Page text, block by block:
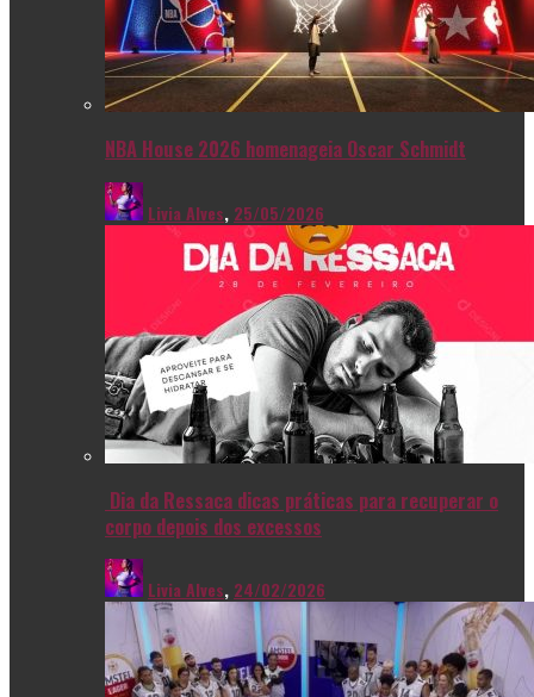
NBA House 2026 homenageia Oscar Schmidt
Livia Alves, 25/05/2026
Dia da Ressaca dicas práticas para recuperar o
corpo depois dos excessos
Livia Alves, 24/02/2026